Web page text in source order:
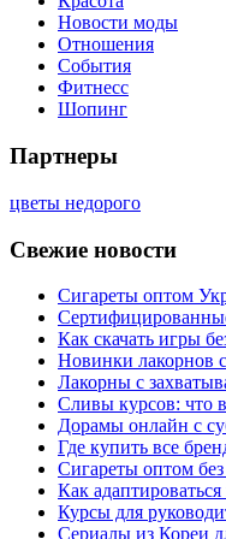
Новости моды
Отношения
События
Фитнесс
Шопинг
Партнеры
цветы недорого
Свежие новости
Сигареты оптом
Как скачать игры
Новинки лакорнов
Лакорны с
Сливы курсов: что
Дорамы онлайн с
Где купить все
Сигареты оптом
Как
Курсы для
Сериалы из Кореи